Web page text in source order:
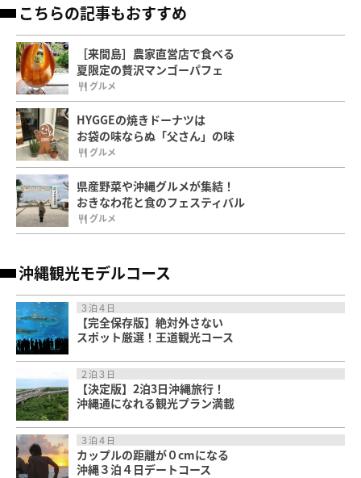
こちらの記事もおすすめ
［来間島］農家直営店で食べる
夏限定の贅沢マンゴーパフェ
グルメ
HYGGEの焼きドーナツは
お袋の味ならぬ「父さん」の味
グルメ
県産野菜や沖縄グルメが集結！
おきなわ花と食のフェスティバル
グルメ
沖縄観光モデルコース
３泊４日
【完全保存版】絶対外さない
スポット厳選！王道観光コース
２泊３日
【決定版】2泊3日沖縄旅行！
沖縄通になれる観光プラン満載
３泊４日
カップルの距離が０cmになる
沖縄３泊４日デートコース